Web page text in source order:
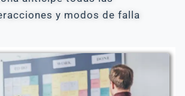
y modos de falla